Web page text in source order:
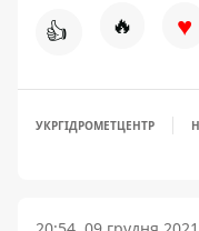
👍 🔥 ♥
УКРГІДРОМЕТЦЕНТР